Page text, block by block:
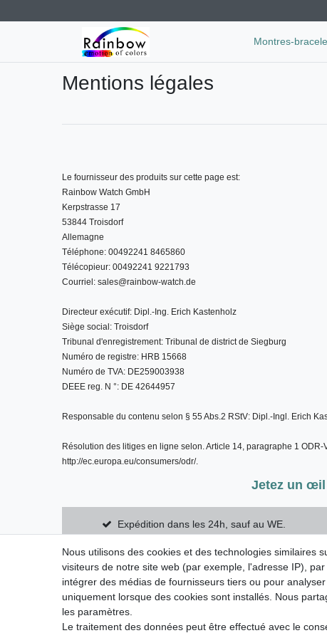
Montres-
Mentions légales
Le fournisseur des produits sur cette page est:
Rainbow Watch GmbH
Kerpstrasse 17
53844 Troisdorf
Allemagne
Téléphone: 00492241 8465860
Télécopieur: 00492241 9221793
Courriel: sales@rainbow-watch.de
Directeur exécutif: Dipl.-Ing. Erich Kastenholz
Siège social: Troisdorf
Tribunal d'enregistrement: Tribunal de district de Siegburg
Numéro de registre: HRB 15668
Numéro de TVA: DE259003938
DEEE reg. N °: DE 42644957
Responsable du contenu selon § 55 Abs.2 RStV: Dipl.-Ingl. Erich
Résolution des litiges en ligne selon. Article 14, paragraphe 1
http://ec.europa.eu/consumers/odr/.
Jetez un œil
Expédition dans les 24h, sauf au WE.
Mentions légales Déclaration de
Nous utilisons des cookies et des technologies similaires
visiteurs de notre site web (par exemple, l'adresse IP),
intégrer des médias de fournisseurs tiers ou pour
uniquement lorsque des cookies sont installés. Nous
les paramètres.
Le traitement des données peut être effectué avec le